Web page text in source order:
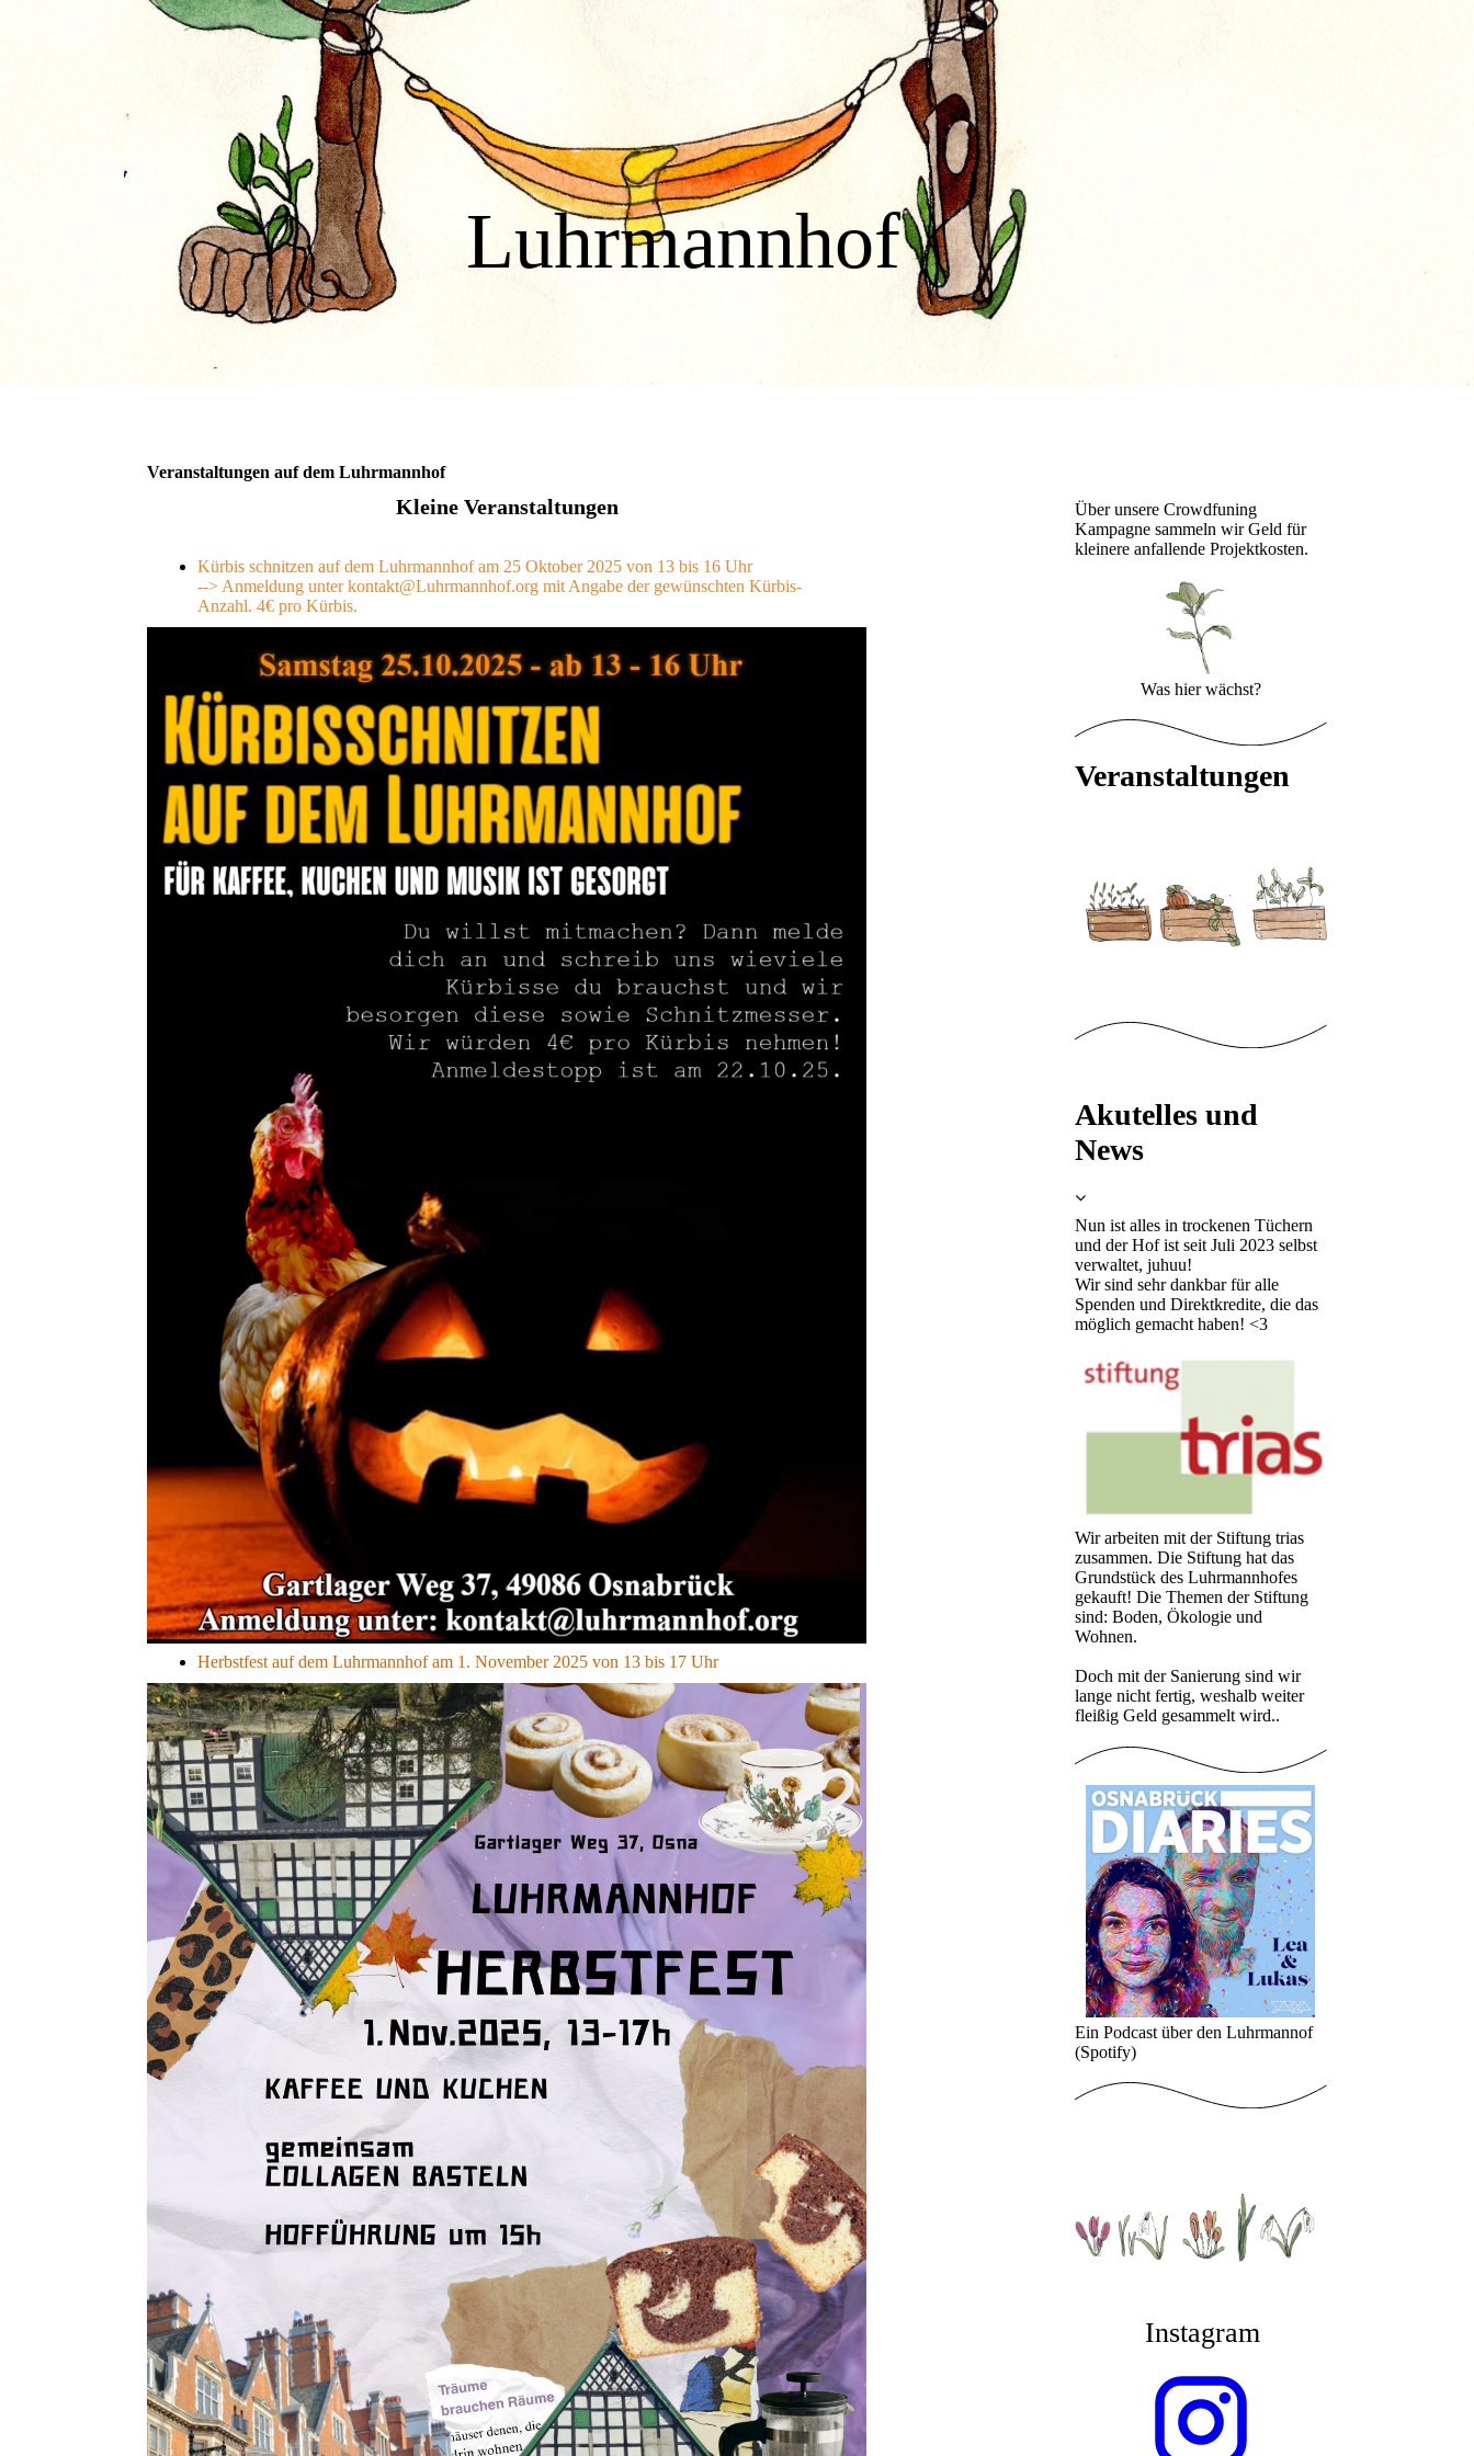
Luhrmannhof
Veranstaltungen auf dem Luhrmannhof
Kleine Veranstaltungen
Kürbis schnitzen auf dem Luhrmannhof am 25 Oktober 2025 von 13 bis 16 Uhr
--> Anmeldung unter kontakt@Luhrmannhof.org mit Angabe der gewünschten Kürbis-
Anzahl. 4€ pro Kürbis.
Herbstfest auf dem Luhrmannhof am 1. November 2025 von 13 bis 17 Uhr
Über unsere Crowdfuning
Kampagne sammeln wir Geld für
kleinere anfallende Projektkosten.
Was hier wächst?
Veranstaltungen
Akutelles und
News
Nun ist alles in trockenen Tüchern
und der Hof ist seit Juli 2023 selbst
verwaltet, juhuu!
Wir sind sehr dankbar für alle
Spenden und Direktkredite, die das
möglich gemacht haben! <3
Wir arbeiten mit der Stiftung trias
zusammen. Die Stiftung hat das
Grundstück des Luhrmannhofes
gekauft! Die Themen der Stiftung
sind: Boden, Ökologie und
Wohnen.
Doch mit der Sanierung sind wir
lange nicht fertig, weshalb weiter
fleißig Geld gesammelt wird..
Ein Podcast über den Luhrmannof
(Spotify)
Instagram